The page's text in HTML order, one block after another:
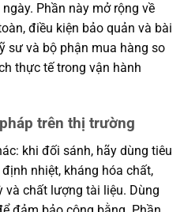
Phần này mở rộng về
điều kiện bảo quản và bài
sư và bộ phận mua hàng so
thực tế trong vận hành
trên thị trường
khi đối sánh, hãy dùng tiêu
nhiệt, kháng hóa chất,
chất lượng tài liệu. Dùng